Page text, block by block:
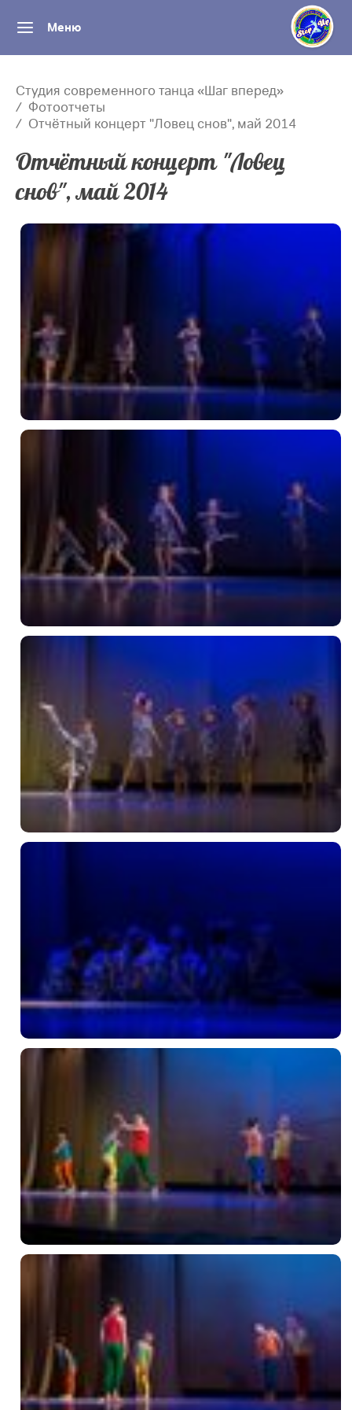
Меню
Студия современного танца «Шаг вперед»
Фотоотчеты
Отчётный концерт "Ловец снов", май 2014
Отчётный концерт "Ловец
снов", май 2014